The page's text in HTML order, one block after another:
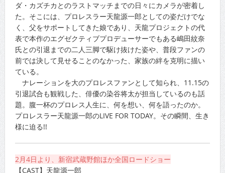
ダ・カズチカとのラストマッチまでの日々にカメラが密着し
た。そこには、プロレスラー天龍源一郎としての姿だけでな
く、父をサポートしてきた娘であり、天龍プロジェクトの代
表で本作のエグゼクティブプロデューサーでもある嶋田紋奈
氏との引退までの二人三脚で駆け抜けた姿や、普段ファンの
前では決して見せることのなかった、家族の絆を克明に描い
ている。
ナレーションを大のプロレスファンとして知られ、11.15の
引退試合も観戦した、俳優の染谷将太が担当しているのも話
題。腹一杯のプロレス人生に、何を想い、何を語ったのか。
プロレスラー天龍源一郎のLIVE FOR TODAY。その瞬間、生き
様に迫る!!
2月4日より、新宿武蔵野館ほか全国ロードショー
【CAST】天龍源一郎